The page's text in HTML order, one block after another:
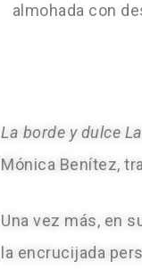
almohada con
La borde y dulce
Mónica Benítez,
Una vez más, en
la encrucijada